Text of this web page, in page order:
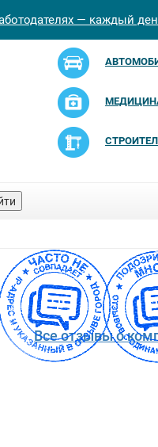
— каждый
Все отзывы о